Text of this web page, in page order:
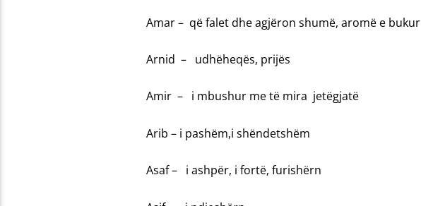
Amar – që falet dhe agjëron shumë, aromë e bukur
Arnid – udhëheqës, prijës
Amir – i mbushur me të mira jetëgjatë
Arib – i pashëm,i shëndetshëm
Asaf – i ashpër, i fortë, furishërn